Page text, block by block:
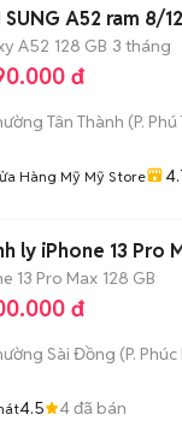
SUNG A52 ram 8/
A52 128 GB 3 tháng
đ
Tân Thành (P.
Hàng Mỹ Mỹ Store
ly iPhone 13 Pro
13 Pro Max 128 GB
đ
Sài Đồng (P. Phúc
4.5 4đã bán